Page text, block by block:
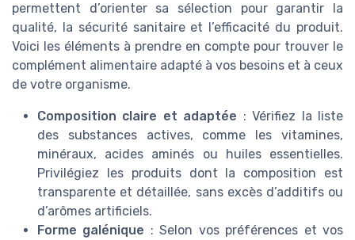
permettent d’orienter sa sélection pour garantir la
qualité, la sécurité sanitaire et l’efficacité du produit.
Voici les éléments à prendre en compte pour trouver le
complément alimentaire adapté à vos besoins et à ceux
de votre organisme.
Composition claire et adaptée : Vérifiez la liste
des substances actives, comme les vitamines,
minéraux, acides aminés ou huiles essentielles.
Privilégiez les produits dont la composition est
transparente et détaillée, sans excès d’additifs ou
d’arômes artificiels.
Forme galénique : Selon vos préférences et vos